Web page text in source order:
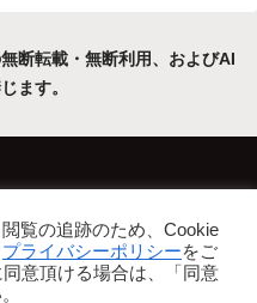
断転載・無断利用、およびAI
ます。
ー・免責事項
エ晴星 All Rights Reserved.
覧の追跡のため、Cookie
プライバシーポリシーをご
意頂ける場合は、「同意